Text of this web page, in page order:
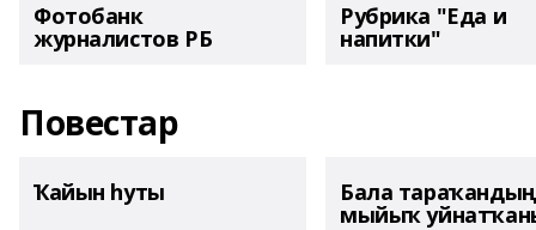
Фотобанк
журналистов РБ
Рубрика "Еда и
напитки"
Повестар
Ҡайын һуты Бала тараҡандың
мыйыҡ